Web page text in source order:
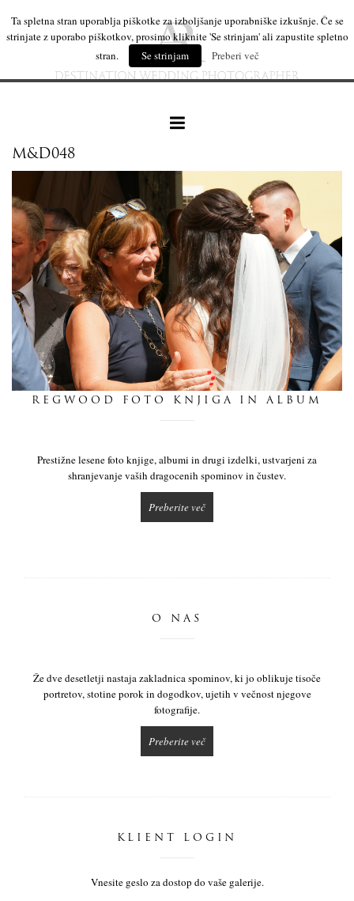
naše delo
leseni izdelki
mi
dnevnik
M&D048
REGWOOD FOTO KNJIGA IN ALBUM
Prestižne lesene foto knjige, albumi in drugi izdelki, ustvarjeni za
shranjevanje vaših dragocenih spominov in čustev.
Preberite več
O NAS
Že dve desetletji nastaja zakladnica spominov, ki jo oblikuje tisoče
portretov, stotine porok in dogodkov, ujetih v večnost njegove
fotografije.
Preberite več
KLIENT LOGIN
Vnesite geslo za dostop do vaše galerije.
Ta spletna stran uporablja piškotke za izboljšanje uporabniške izkušnje. Če se
strinjate z uporabo piškotkov, prosimo kliknite 'Se strinjam' ali zapustite spletno
stran.
Se strinjam Preberi več